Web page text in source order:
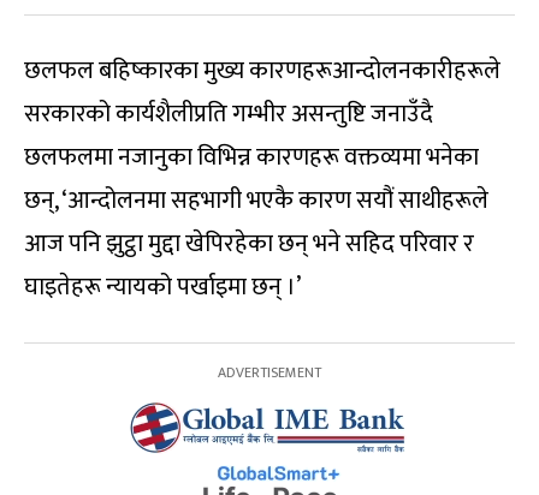
छलफल बहिष्कारका मुख्य कारणहरूआन्दोलनकारीहरूले
सरकारको कार्यशैलीप्रति गम्भीर असन्तुष्टि जनाउँदै
छलफलमा नजानुका विभिन्न कारणहरू वक्तव्यमा भनेका
छन्, ‘आन्दोलनमा सहभागी भएकै कारण सयौं साथीहरूले
आज पनि झुट्ठा मुद्दा खेपिरहेका छन् भने सहिद परिवार र
घाइतेहरू न्यायको पर्खाइमा छन् ।’